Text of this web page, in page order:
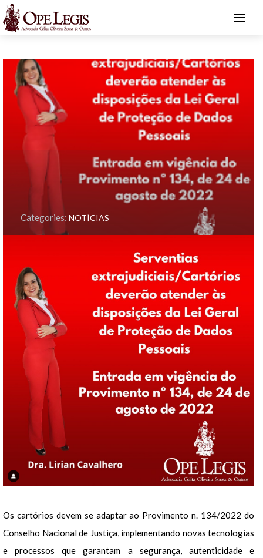
Categories: NOTÍCIAS
Os cartórios devem se adaptar ao Provimento n. 134/2022 do
Conselho Nacional de Justiça, implementando novas tecnologias
e processos que garantam a segurança, autenticidade e